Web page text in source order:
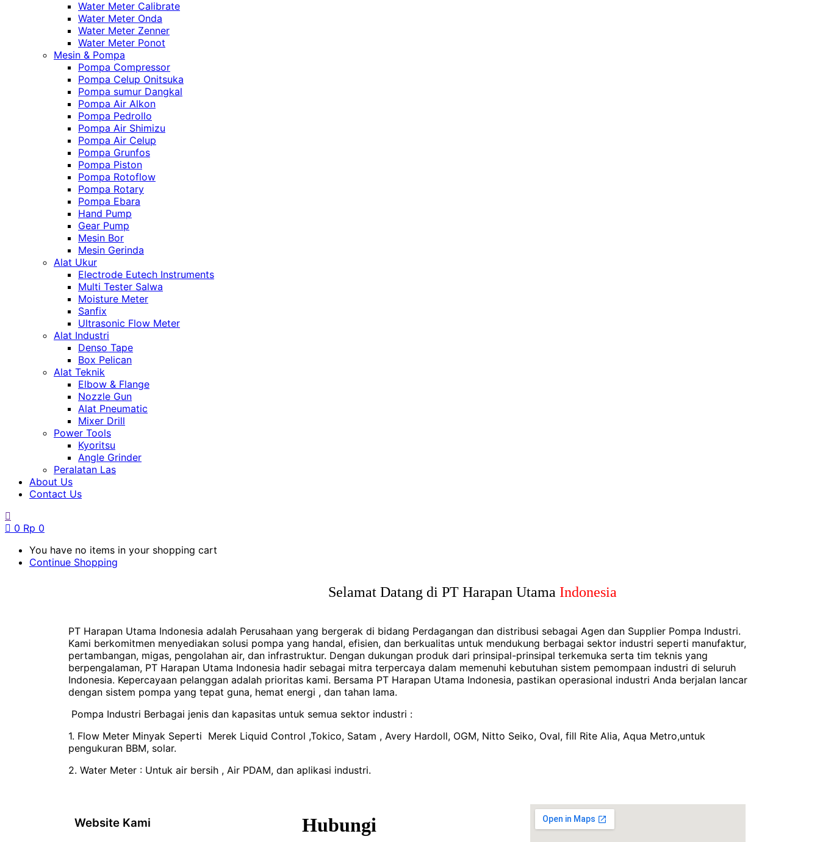
Water Meter Calibrate
Water Meter Onda
Water Meter Zenner
Water Meter Ponot
Mesin & Pompa
Pompa Compressor
Pompa Celup Onitsuka
Pompa sumur Dangkal
Pompa Air Alkon
Pompa Pedrollo
Pompa Air Shimizu
Pompa Air Celup
Pompa Grunfos
Pompa Piston
Pompa Rotoflow
Pompa Rotary
Pompa Ebara
Hand Pump
Gear Pump
Mesin Bor
Mesin Gerinda
Alat Ukur
Electrode Eutech Instruments
Multi Tester Salwa
Moisture Meter
Sanfix
Ultrasonic Flow Meter
Alat Industri
Denso Tape
Box Pelican
Alat Teknik
Elbow & Flange
Nozzle Gun
Alat Pneumatic
Mixer Drill
Power Tools
Kyoritsu
Angle Grinder
Peralatan Las
About Us
Contact Us
0 Rp 0
You have no items in your shopping cart
Continue Shopping
Selamat Datang di PT Harapan UtamaIndonesia
PT Harapan Utama Indonesia adalah Perusahaan yang bergerak di bidang Perdagangan dan distribusi sebagai Agen dan Supplier Pompa Industri.
Kami berkomitmen menyediakan solusi pompa yang handal, efisien, dan berkualitas untuk mendukung berbagai sektor industri seperti manufaktur,
pertambangan, migas, pengolahan air, dan infrastruktur. Dengan dukungan produk dari prinsipal-prinsipal terkemuka serta tim teknis yang
berpengalaman, PT Harapan Utama Indonesia hadir sebagai mitra terpercaya dalam memenuhi kebutuhan sistem pemompaan industri di seluruh
Indonesia. Kepercayaan pelanggan adalah prioritas kami. Bersama PT Harapan Utama Indonesia, pastikan operasional industri Anda berjalan lancar
dengan sistem pompa yang tepat guna, hemat energi , dan tahan lama.
Pompa Industri Berbagai jenis dan kapasitas untuk semua sektor industri :
1. Flow Meter Minyak Seperti Merek Liquid Control ,Tokico, Satam , Avery Hardoll, OGM, Nitto Seiko, Oval, fill Rite Alia, Aqua Metro,untuk
pengukuran BBM, solar.
2. Water Meter : Untuk air bersih , Air PDAM, dan aplikasi industri.
Website Kami Hubungi